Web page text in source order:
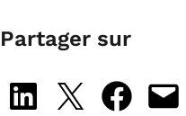
Partager sur
Share on LinkedIn
Share on X Share on Facebook
Email this Page